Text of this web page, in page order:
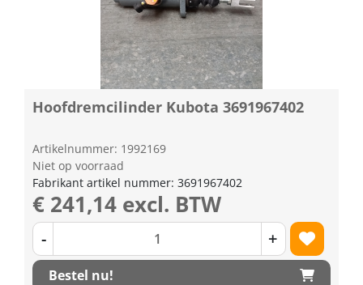
Hoofdremcilinder Kubota 3691967402
Artikelnummer: 1992169
Niet op voorraad
Fabrikant artikel nummer: 3691967402
€ 241,14 excl. BTW
- +
Bestel nu!